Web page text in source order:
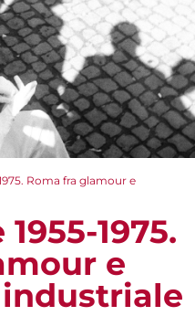
Roma fra glamour e
1975.
e